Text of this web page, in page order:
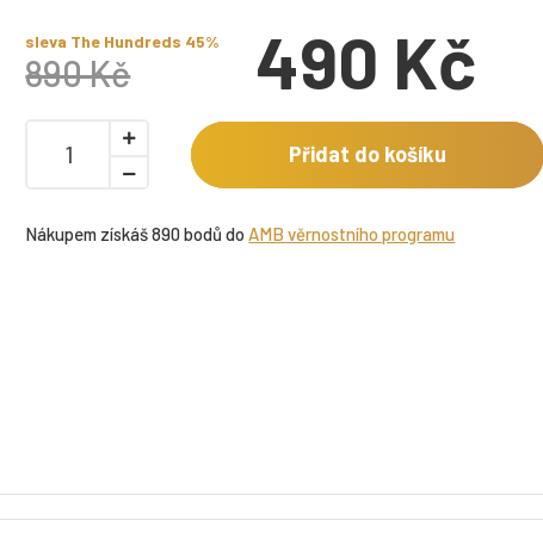
sleva The Hundreds 45%
890 Kč 490 Kč
Přidat do košíku
Nákupem získáš 890 bodů do AMB věrnostního programu